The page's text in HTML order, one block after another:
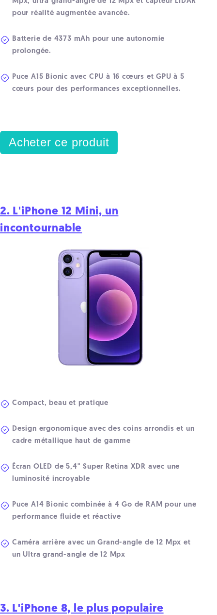
pour réalité augmentée avancée.
Batterie de 4373 mAh pour une autonomie
prolongée.
Puce A15 Bionic avec CPU à 16 cœurs et GPU à 5
cœurs pour des performances exceptionnelles.
Acheter ce produit
2. L'iPhone 12 Mini, un
incontournable
Compact, beau et pratique
Design ergonomique avec des coins arrondis et un
cadre métallique haut de gamme
Écran OLED de 5,4" Super Retina XDR avec une
luminosité incroyable
Puce A14 Bionic combinée à 4 Go de RAM pour une
performance fluide et réactive
Caméra arrière avec un Grand-angle de 12 Mpx et
un Ultra grand-angle de 12 Mpx
3. L'iPhone 8, le plus populaire